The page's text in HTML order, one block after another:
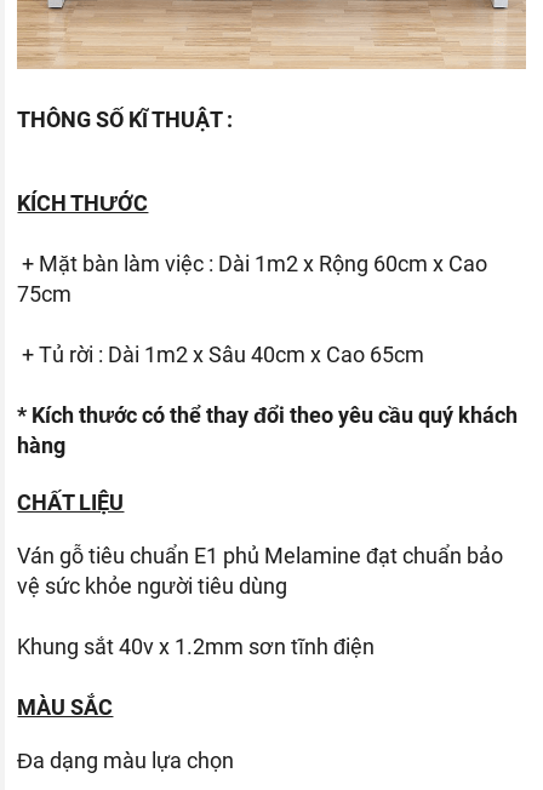
THÔNG SỐ KĨ THUẬT :
KÍCH THƯỚC
+ Mặt bàn làm việc : Dài 1m2 x Rộng 60cm x Cao
75cm
+ Tủ rời : Dài 1m2 x Sâu 40cm x Cao 65cm
* Kích thước có thể thay đổi theo yêu cầu quý khách
hàng
CHẤT LIỆU
Ván gỗ tiêu chuẩn E1 phủ Melamine đạt chuẩn bảo
vệ sức khỏe người tiêu dùng
Khung sắt 40v x 1.2mm sơn tĩnh điện
MÀU SẮC
Đa dạng màu lựa chọn